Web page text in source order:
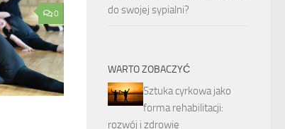
0
do swojej sypialni?
WARTO ZOBACZYĆ
Sztuka cyrkowa jako
forma rehabilitacji:
rozwój i zdrowie